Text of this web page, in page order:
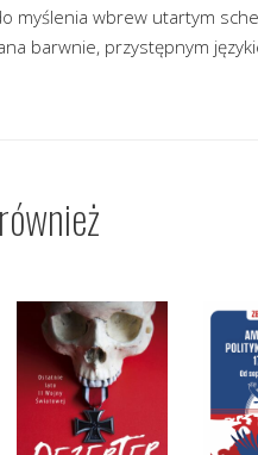
myślenia wbrew utartym
barwnie, przystępnym